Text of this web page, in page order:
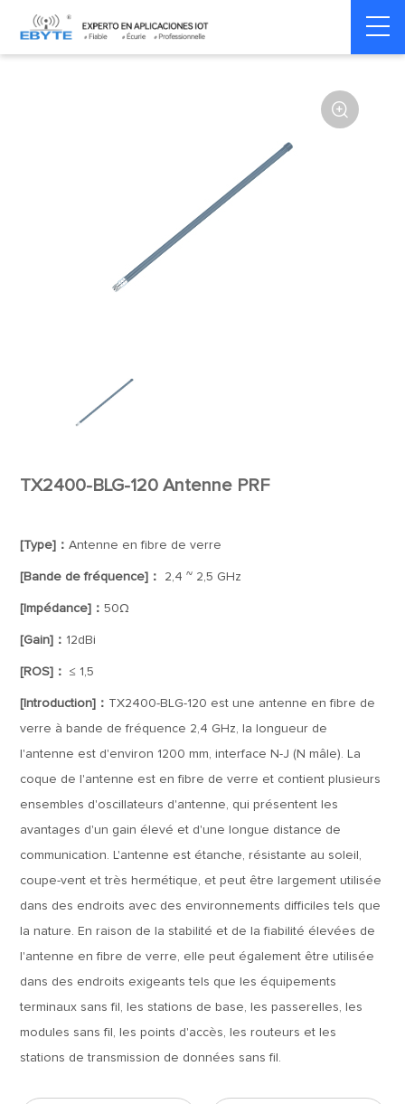
Home > Accessoires > Antenna

TX2400-BLG-120 Antenne PRF
[Type]：Antenne en fibre de verre
[Bande de fréquence]： 2,4 ~ 2,5 GHz
[Impédance]：50Ω
[Gain]： 12dBi
[ROS]： ≤ 1,5
[Introduction]： TX2400-BLG-120 est une antenne en fibre de
verre à bande de fréquence 2,4 GHz, la longueur de
l'antenne est d'environ 1200 mm, interface N-J (N mâle). La
coque de l'antenne est en fibre de verre et contient plusieurs
ensembles d'oscillateurs d'antenne, qui présentent les
avantages d'un gain élevé et d'une longue distance de
communication. L'antenne est étanche, résistante au soleil,
coupe-vent et très hermétique, et peut être largement utilisée
dans des endroits avec des environnements difficiles tels que
la nature. En raison de la stabilité et de la fiabilité élevées de
l'antenne en fibre de verre, elle peut également être utilisée
dans des endroits exigeants tels que les équipements
terminaux sans fil, les stations de base, les passerelles, les
modules sans fil, les points d'accès, les routeurs et les
stations de transmission de données sans fil.